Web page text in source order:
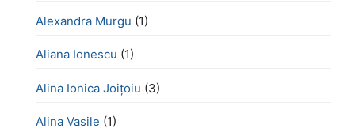
Alexandra Murgu (1)
Aliana Ionescu (1)
Alina Ionica Joițoiu (3)
Alina Vasile (1)